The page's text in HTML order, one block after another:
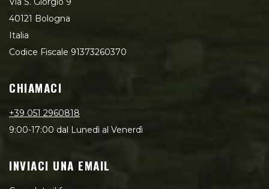
40121 Bologna
Italia
Codice Fiscale 91373260370
CHIAMACI
+39 051 2960818
9:00-17:00 dal Lunedì al Venerdì
INVIACI UNA EMAIL